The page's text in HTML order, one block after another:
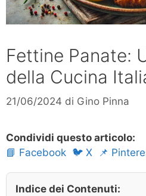
Fettine Panate:
della Cucina
21/06/2024 di Gino Pinna
Condividi questo articolo:
📘 Facebook 🐦 X 📌
Indice dei Contenuti: